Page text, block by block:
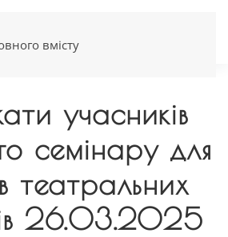
вмісту
учасників
семінару для
театральних
26.03.2025